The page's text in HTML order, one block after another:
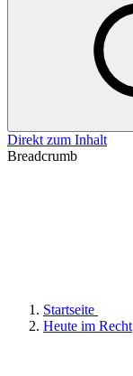
Direkt zum Inhalt
Breadcrumb
Startseite
Heute im Recht